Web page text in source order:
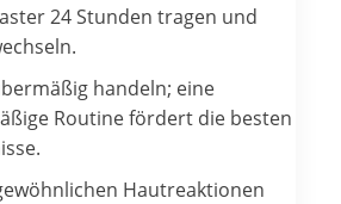
24 Stunden tragen und
handeln; eine
Routine fördert die besten
Hautreaktionen